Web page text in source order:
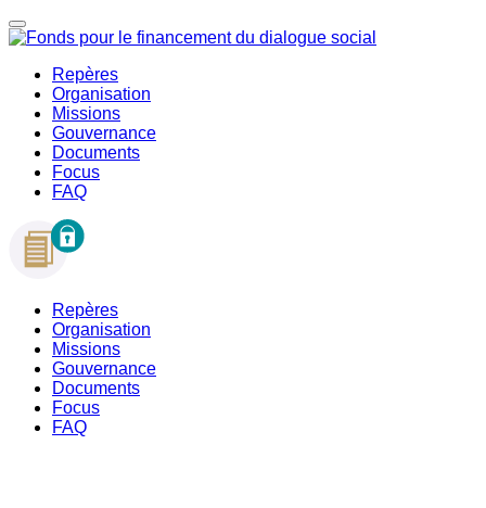
Repères
Organisation
Missions
Gouvernance
Documents
Focus
FAQ
Repères
Organisation
Missions
Gouvernance
Documents
Focus
FAQ